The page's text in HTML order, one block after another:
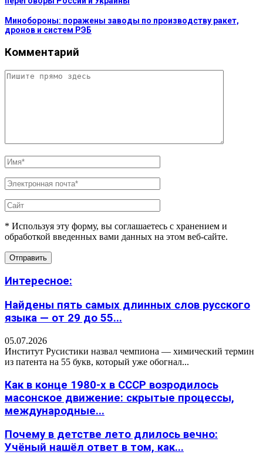
Минобороны: поражены заводы по производству ракет,
дронов и систем РЭБ
Комментарий
* Используя эту форму, вы соглашаетесь с хранением и
обработкой введенных вами данных на этом веб-сайте.
Интересное:
Найдены пять самых длинных слов русского
языка — от 29 до 55...
05.07.2026
Институт Русистики назвал чемпиона — химический термин
из патента на 55 букв, который уже обогнал...
Как в конце 1980-х в СССР возродилось
масонское движение: скрытые процессы,
международные...
Почему в детстве лето длилось вечно:
Учёный нашёл ответ в том, как...